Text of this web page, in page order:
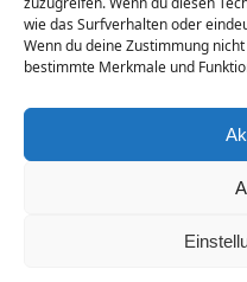
wie das Surfverhalten oder
Wenn du deine Zustimmung
bestimmte Merkmale und
Montag bis Freitag:
10.00 Uhr bis 18.00 Uhr
Samstag: